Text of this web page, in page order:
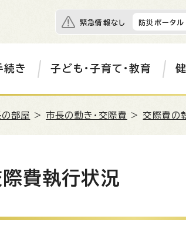
緊急情報なし 防災ポータル
続き 子ども・子育て・教育
部屋 >市長の動き・交際費 > 交際費の
費執行状況